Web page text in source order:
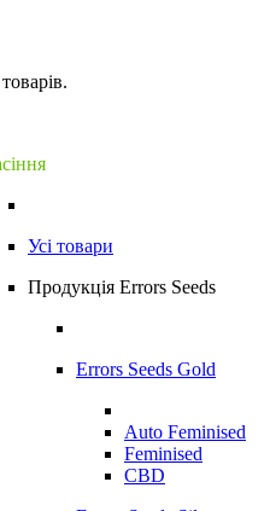
Усі товари
Продукція Errors Seeds
Errors Seeds Gold
Auto Feminised
Feminised
CBD